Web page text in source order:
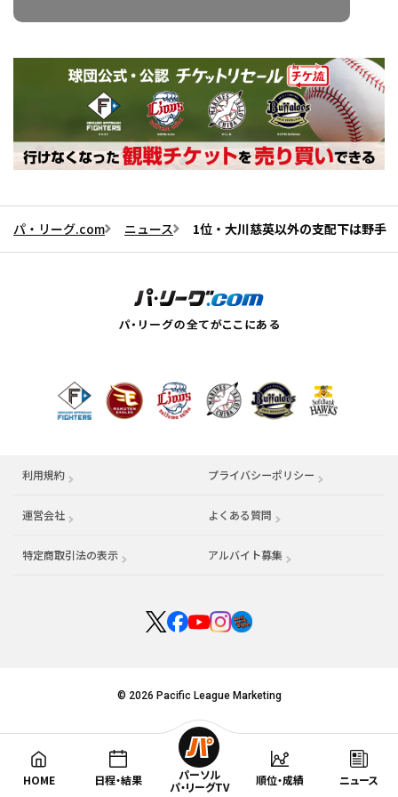
パ・リーグ.com ニュース 1位・大川慈英以外の支配下は野
利用規約 プライバシーポリシー
運営会社 （別ウィンドウで開く） よくある質問
特定商取引法の表示 アルバイト募集 （別ウィンドウで開く
© 2026 Pacific League Marketing
HOME 日程・結果
パーソル
パ・リーグTV
順位・成績 ニュース